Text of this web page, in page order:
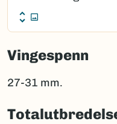
Vingespenn
27-31 mm.